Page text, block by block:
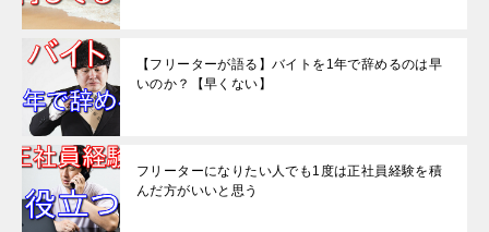
【フリーターが語る】バイトを1年で辞めるのは早
いのか？【早くない】
フリーターになりたい人でも1度は正社員経験を積
んだ方がいいと思う